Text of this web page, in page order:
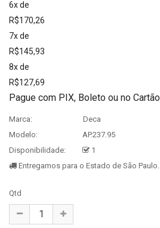
6x de
R$170,26
7x de
R$145,93
8x de
R$127,69
Pague com PIX, Boleto ou no
Marca:
Deca
Modelo:
AP.237.95
Disponibilidade:
1
Entregamos para o Estado de São Paulo.
Qtd